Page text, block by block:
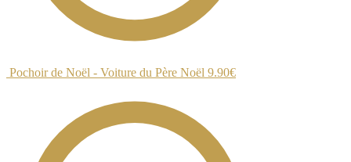
Pochoir de Noël - Voiture du Père Noël 9.90€